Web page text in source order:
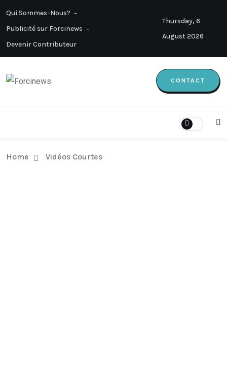
Qui Sommes-Nous?
Publicité sur Forcinews
Devenir Contributeur
Thursday, 6
August 2026
CONTACT
Home Vidéos Courtes